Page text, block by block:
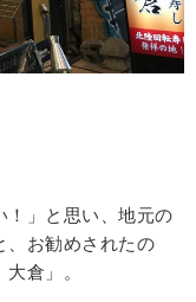
！」と思い、地元の
、お勧めされたの
倉」。